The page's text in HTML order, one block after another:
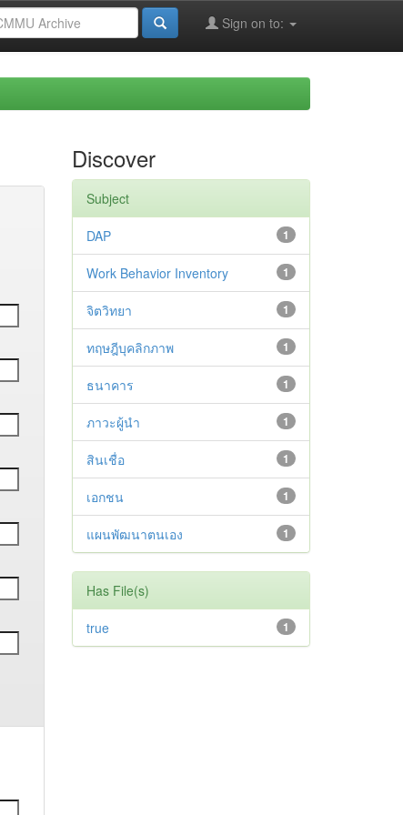
Sign on to:
Discover
Subject
1
DAP
1
Work Behavior Inventory
1
จิตวิทยา
1
ทฤษฎีบุคลิกภาพ
1
ธนาคาร
1
ภาวะผู้นำ
1
สินเชื่อ
1
เอกชน
1
แผนพัฒนาตนเอง
Has File(s)
1
true